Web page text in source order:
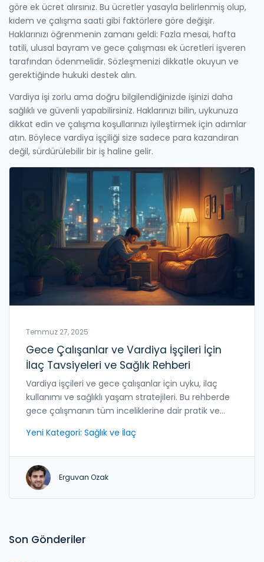
göre ek ücret alırsınız. Bu ücretler yasayla belirlenmiş olup,
kıdem ve çalışma saati gibi faktörlere göre değişir.
Haklarınızı öğrenmenin zamanı geldi: Fazla mesai, hafta
tatili, ulusal bayram ve gece çalışması ek ücretleri işveren
tarafından ödenmelidir. Sözleşmenizi dikkatle okuyun ve
gerektiğinde hukuki destek alın.
Vardiya işi zorlu ama doğru bilgilendiğinizde işinizi daha
sağlıklı ve güvenli yapabilirsiniz. Haklarınızı bilin, uykunuza
dikkat edin ve çalışma koşullarınızı iyileştirmek için adımlar
atın. Böylece vardiya işçiliği size sadece para kazandıran
değil, sürdürülebilir bir iş haline gelir.
Temmuz 27, 2025
Gece Çalışanlar ve Vardiya İşçileri İçin
İlaç Tavsiyeleri ve Sağlık Rehberi
Vardiya işçileri ve gece çalışanlar için uyku, ilaç
kullanımı ve sağlıklı yaşam stratejileri. Bu rehberde
gece çalışmanın tüm inceliklerine dair pratik ve
Yeni Kategori: Sağlık ve İlaç
Erguvan Ozak
Son Gönderiler